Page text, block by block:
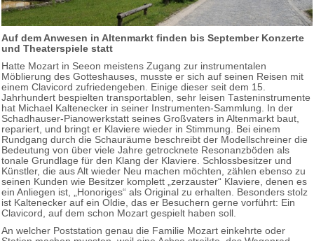
Auf dem Anwesen in Altenmarkt finden bis September Konzerte
und Theaterspiele statt
Hatte Mozart in Seeon meistens Zugang zur instrumentalen
Möblierung des Gotteshauses, musste er sich auf seinen Reisen mit
einem Clavicord zufriedengeben. Einige dieser seit dem 15.
Jahrhundert bespielten transportablen, sehr leisen Tasteninstrumente
hat Michael Kaltenecker in seiner Instrumenten-Sammlung. In der
Schadhauser-Pianowerkstatt seines Großvaters in Altenmarkt baut,
repariert, und bringt er Klaviere wieder in Stimmung. Bei einem
Rundgang durch die Schauräume beschreibt der Modellschreiner die
Bedeutung von über viele Jahre getrocknete Resonanzböden als
tonale Grundlage für den Klang der Klaviere. Schlossbesitzer und
Künstler, die aus Alt wieder Neu machen möchten, zählen ebenso zu
seinen Kunden wie Besitzer komplett „zerzauster“ Klaviere, denen es
ein Anliegen ist, „Honoriges“ als Original zu erhalten. Besonders stolz
ist Kaltenecker auf ein Oldie, das er Besuchern gerne vorführt: Ein
Clavicord, auf dem schon Mozart gespielt haben soll.
An welcher Poststation genau die Familie Mozart einkehrte oder